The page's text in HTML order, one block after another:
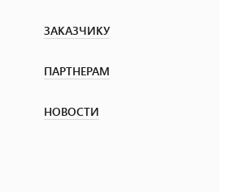
ЗАКАЗЧИКУ
ПАРТНЕРАМ
НОВОСТИ